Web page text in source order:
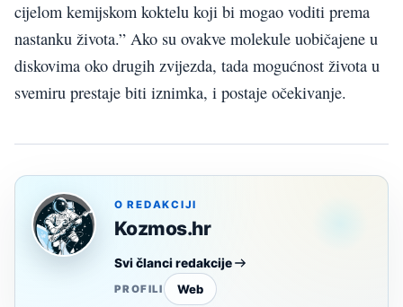
cijelom kemijskom koktelu koji bi mogao voditi prema
nastanku života.” Ako su ovakve molekule uobičajene u
diskovima oko drugih zvijezda, tada mogućnost života u
svemiru prestaje biti iznimka, i postaje očekivanje.
O REDAKCIJI
Kozmos.hr
Svi članci redakcije
PROFILI Web